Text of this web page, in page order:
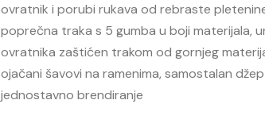
ovratnik i porubi rukava od rebraste pletenine
poprečna traka s 5 gumba u boji materijala,
ovratnika zaštićen trakom od gornjeg
ojačani šavovi na ramenima, samostalan
jednostavno brendiranje